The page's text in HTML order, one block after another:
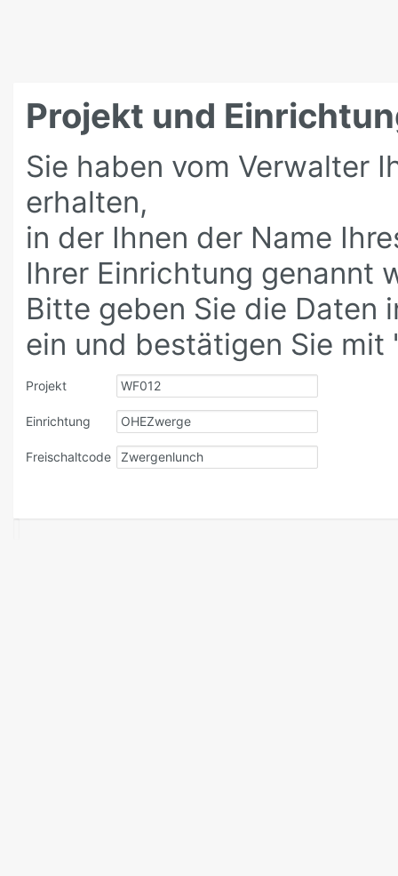
Projekt und
Sie haben vom Verwalter
erhalten,
in der Ihnen der Name
Ihrer Einrichtung genannt
Bitte geben Sie die Daten
ein und bestätigen Sie mit
Projekt
Einrichtung
Freischaltcode